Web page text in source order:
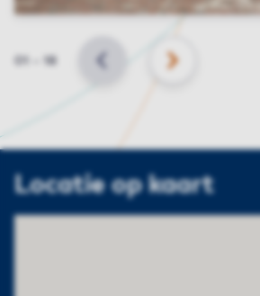
Slide
VORIGE VOLGENDE
Locatie op kaart